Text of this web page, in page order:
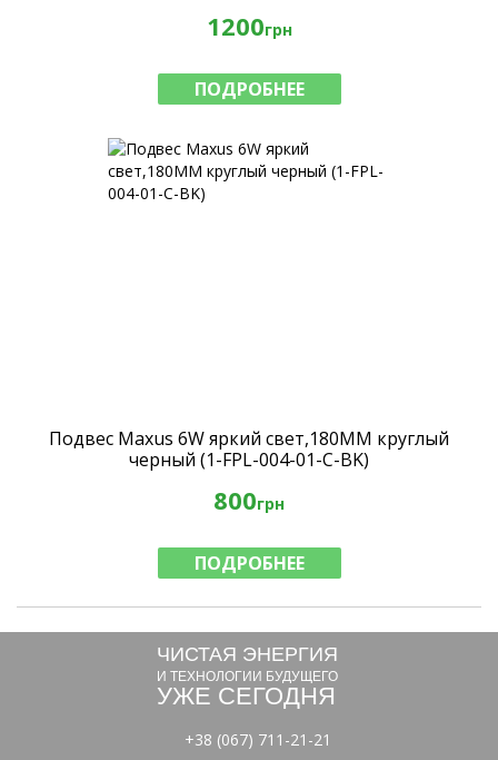
1200грн
ПОДРОБНЕЕ
Подвес Maxus 6W яркий свет,180MM круглый
черный (1-FPL-004-01-C-BK)
800грн
ПОДРОБНЕЕ
ЧИСТАЯ ЭНЕРГИЯ
И ТЕХНОЛОГИИ БУДУЩЕГО
УЖЕ СЕГОДНЯ
+38 (067) 711-21-21